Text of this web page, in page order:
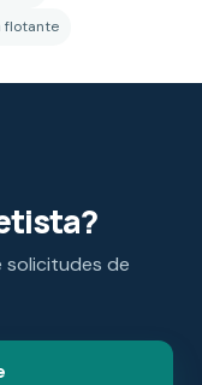
flotante
solicitudes de